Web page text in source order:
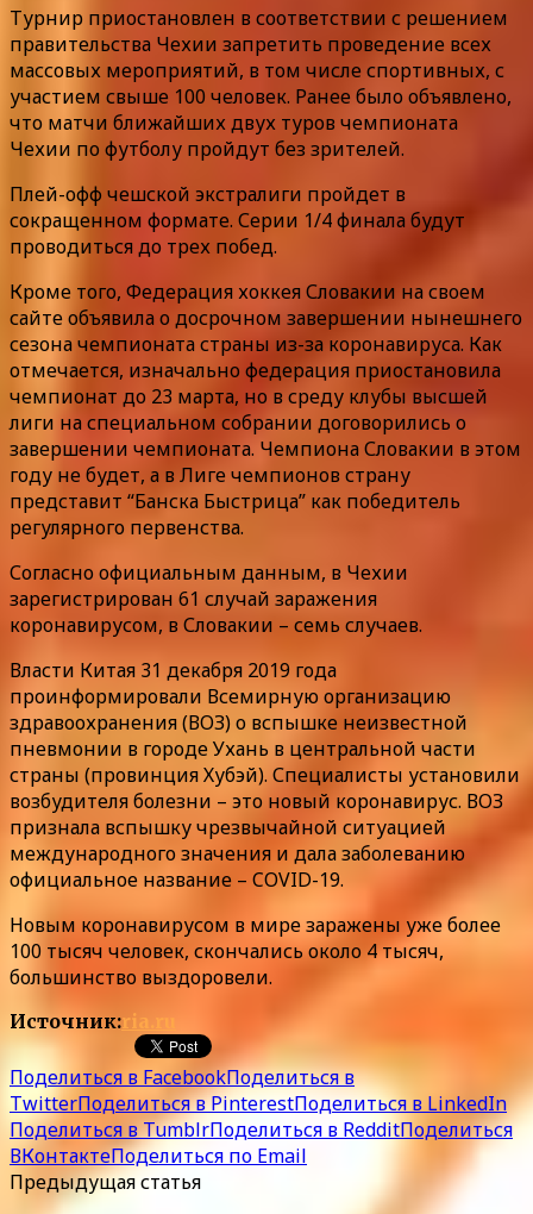
Турнир приостановлен в соответствии с решением
правительства Чехии запретить проведение всех
массовых мероприятий, в том числе спортивных, с
участием свыше 100 человек. Ранее было объявлено,
что матчи ближайших двух туров чемпионата
Чехии по футболу пройдут без зрителей.
Плей-офф чешской экстралиги пройдет в
сокращенном формате. Серии 1/4 финала будут
проводиться до трех побед.
Кроме того, Федерация хоккея Словакии на своем
сайте объявила о досрочном завершении нынешнего
сезона чемпионата страны из-за коронавируса. Как
отмечается, изначально федерация приостановила
чемпионат до 23 марта, но в среду клубы высшей
лиги на специальном собрании договорились о
завершении чемпионата. Чемпиона Словакии в этом
году не будет, а в Лиге чемпионов страну
представит “Банска Быстрица” как победитель
регулярного первенства.
Согласно официальным данным, в Чехии
зарегистрирован 61 случай заражения
коронавирусом, в Словакии – семь случаев.
Власти Китая 31 декабря 2019 года
проинформировали Всемирную организацию
здравоохранения (ВОЗ) о вспышке неизвестной
пневмонии в городе Ухань в центральной части
страны (провинция Хубэй). Специалисты установили
возбудителя болезни – это новый коронавирус. ВОЗ
признала вспышку чрезвычайной ситуацией
международного значения и дала заболеванию
официальное название – COVID-19.
Новым коронавирусом в мире заражены уже более
100 тысяч человек, скончались около 4 тысяч,
большинство выздоровели.
Источник:ria.ru
Поделиться в FacebookПоделиться в
TwitterПоделиться в PinterestПоделиться в LinkedIn
Поделиться в TumblrПоделиться в RedditПоделиться
ВКонтактеПоделиться по Email
Предыдущая статья